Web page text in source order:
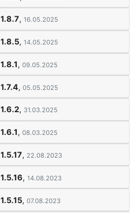
1.8.7, 16.05.2025
1.8.5, 14.05.2025
1.8.1, 09.05.2025
1.7.4, 05.05.2025
1.6.2, 31.03.2025
1.6.1, 08.03.2025
1.5.17, 22.08.2023
1.5.16, 14.08.2023
1.5.15, 07.08.2023